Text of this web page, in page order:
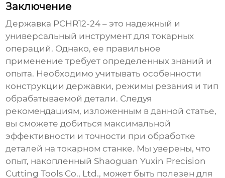
Заключение
Державка PCHR12-24 – это надежный и
универсальный инструмент для токарных
операций. Однако, ее правильное
применение требует определенных знаний и
опыта. Необходимо учитывать особенности
конструкции державки, режимы резания и тип
обрабатываемой детали. Следуя
рекомендациям, изложенным в данной статье,
вы сможете добиться максимальной
эффективности и точности при обработке
деталей на токарном станке. Мы уверены, что
опыт, накопленный Shaoguan Yuxin Precision
Cutting Tools Co., Ltd., может быть полезен для